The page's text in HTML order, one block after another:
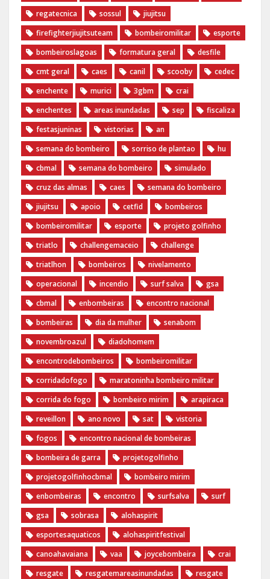
regatecnica
sossul
jiujitsu
firefighterjiujitsuteam
bombeiromilitar
esporte
bombeiroslagoas
formatura geral
desfile
cmt geral
caes canil scooby
cedec
enchente
murici 3gbm
crai
enchentes
areas inundadas sep
fiscaliza
festasjuninas
vistorias
an
semana do bombeiro
sorriso de plantao
hu
cbmal
semana do bombeiro
simulado
cruz das almas
caes
semana do bombeiro
jiujitsu
apoio cetfid
bombeiros
bombeiromilitar
esporte
projeto golfinho
triatlo
challengemaceio
challenge
triatlhon
bombeiros
nivelamento
operacional
incendio surf salva
gsa
cbmal
enbombeiras
encontro nacional
bombeiras
dia da mulher
senabom
novembroazul
diadohomem
encontrodebombeiros
bombeiromilitar
corridadofogo
maratoninha bombeiro militar
corrida do fogo
bombeiro mirim
arapiraca
reveillon
ano novo sat
vistoria
fogos
encontro nacional de bombeiras
bombeira de garra
projetogolfinho
projetogolfinhocbmal
bombeiro mirim
enbombeiras
encontro surfsalva
surf
gsa
sobrasa
alohaspirit
esportesaquaticos
alohaspiritfestival
canoahavaiana
vaa joycebombeira
crai
resgate
resgatemareasinundadas
resgate